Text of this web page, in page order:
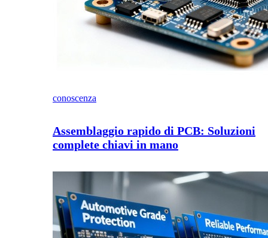
conoscenza
Assemblaggio rapido di PCB: Soluzioni
complete chiavi in mano